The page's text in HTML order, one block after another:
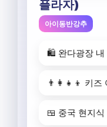
플라자)
아이동반강추
🛍️ 완다광장 내
👨‍👩‍👧‍👦 키즈
🍱 중국 현지